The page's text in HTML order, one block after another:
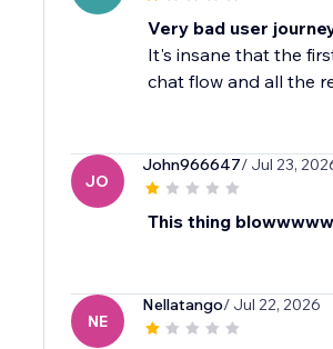
Very bad user
It's insane that the
chat flow and all the
JO
John966647/ Jul 23,
This thing
NE
Nellatango/ Jul 22, 2026